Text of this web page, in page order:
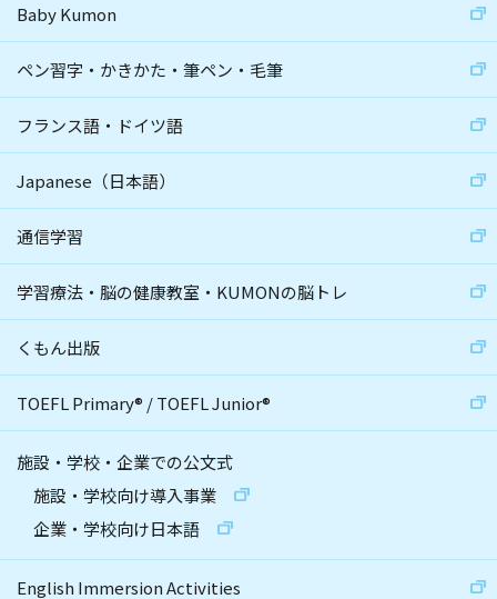
Baby Kumon
ペン習字・かきかた・筆ペン・毛筆
フランス語・ドイツ語
Japanese（日本語）
通信学習
学習療法・脳の健康教室・KUMONの脳トレ
くもん出版
TOEFL Primary® /TOEFL Junior®
施設・学校・企業での公文式
施設・学校向け導入事業
企業・学校向け日本語
English Immersion Activities